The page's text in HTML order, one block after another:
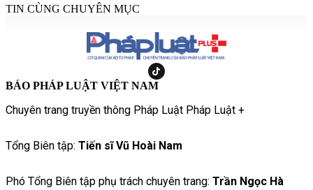
TIN CÙNG CHUYÊN MỤC
BÁO PHÁP LUẬT VIỆT NAM
Chuyên trang truyền thông Pháp Luật Pháp Luật +
Tổng Biên tập: Tiến sĩ Vũ Hoài Nam
Phó Tổng Biên tập phụ trách chuyên trang: Trần Ngọc Hà